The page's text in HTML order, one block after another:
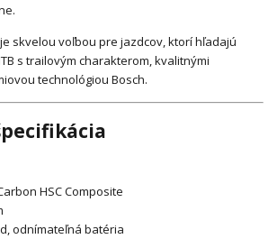
skvelou voľbou pre jazdcov, ktorí hľadajú
s trailovým charakterom, kvalitnými
technológiou Bosch.
HSC Composite
odnímateľná batéria